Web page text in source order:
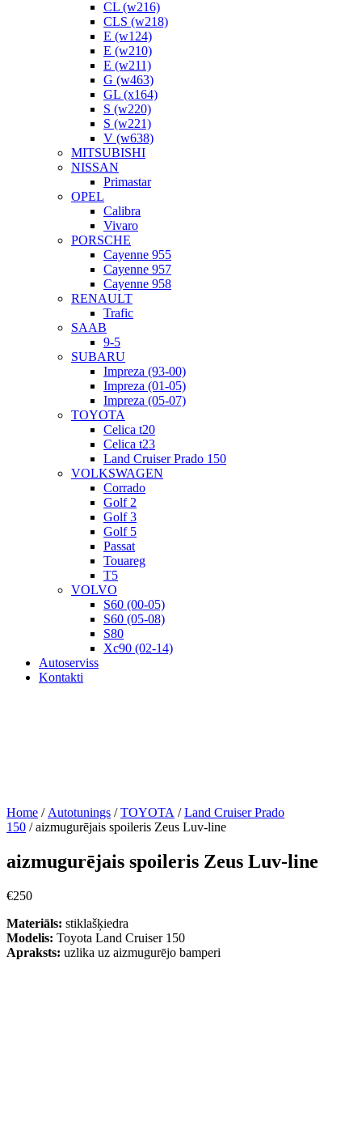
CL (w216)
CLS (w218)
E (w124)
E (w210)
E (w211)
G (w463)
GL (x164)
S (w220)
S (w221)
V (w638)
MITSUBISHI
NISSAN
Primastar
OPEL
Calibra
Vivaro
PORSCHE
Cayenne 955
Cayenne 957
Cayenne 958
RENAULT
Trafic
SAAB
9-5
SUBARU
Impreza (93-00)
Impreza (01-05)
Impreza (05-07)
TOYOTA
Celica t20
Celica t23
Land Cruiser Prado 150
VOLKSWAGEN
Corrado
Golf 2
Golf 3
Golf 5
Passat
Touareg
T5
VOLVO
S60 (00-05)
S60 (05-08)
S80
Xc90 (02-14)
Autoserviss
Kontakti
Home / Autotunings /TOYOTA /Land Cruiser Prado
150 / aizmugurējais spoileris Zeus Luv-line
aizmugurējais spoileris Zeus Luv-line
€250
Materiāls: stiklašķiedra
Modelis: Toyota Land Cruiser 150
Apraksts: uzlika uz aizmugurējo bamperi